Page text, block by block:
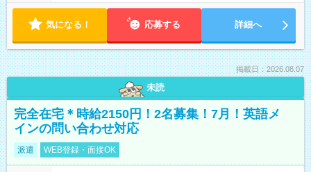
気になる！ 応募する 詳細へ
掲載日：2026.08.07
未読
完全在宅＊時給2150円！2名募集！7月！英語メ
インの問い合わせ対応
派遣 WEB登録・面接OK